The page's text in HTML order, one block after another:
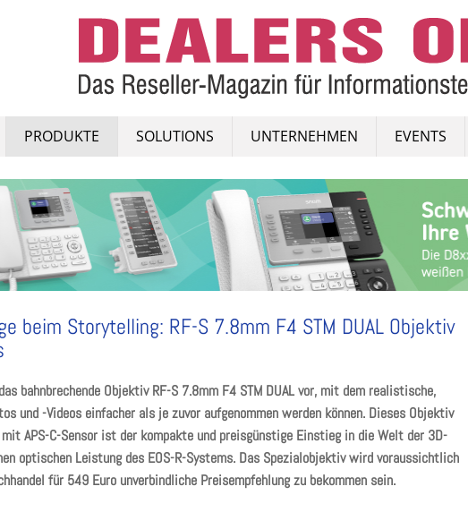
PRODUKTE SOLUTIONS UNTERNEHMEN EVENTS
beim Storytelling: RF-S 7.8mm F4 STM DUAL Objektiv
bahnbrechende Objektiv RF-S 7.8mm F4 STM DUAL vor, mit dem realistische,
und -Videos einfacher als je zuvor aufgenommen werden können. Dieses Objektiv
mit APS-C-Sensor ist der kompakte und preisgünstige Einstieg in die Welt der 3D-
optischen Leistung des EOS-R-Systems. Das Spezialobjektiv wird voraussichtlich
für 549 Euro unverbindliche Preisempfehlung zu bekommen sein.